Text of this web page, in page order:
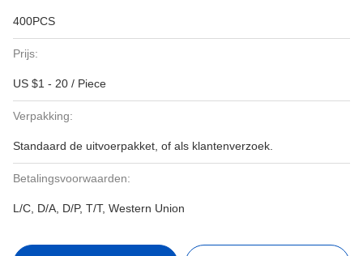
400PCS
Prijs:
US $1 - 20 / Piece
Verpakking:
Standaard de uitvoerpakket, of als klantenverzoek.
Betalingsvoorwaarden:
L/C, D/A, D/P, T/T, Western Union